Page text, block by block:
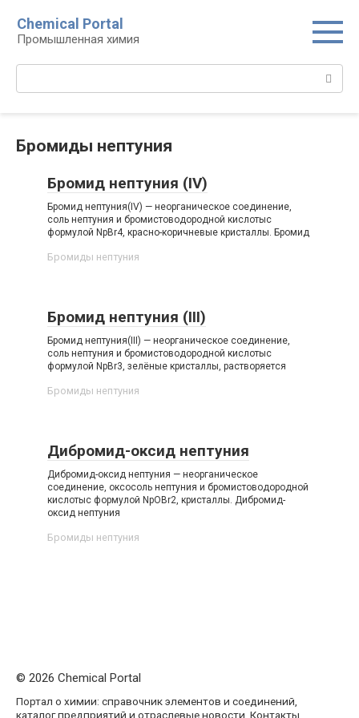
контенту
Chemical Portal
Промышленная химия
Бромиды нептуния‎
Бромид нептуния (IV)
Бромид нептуния(IV) — неорганическое соединение,
соль нептуния и бромистоводородной кислотыс
формулой NpBr4, красно-коричневые кристаллы. Бромид
Бромиды нептуния‎
Бромид нептуния (III)
Бромид нептуния(III) — неорганическое соединение,
соль нептуния и бромистоводородной кислотыс
формулой NpBr3, зелёные кристаллы, растворяется
Бромиды нептуния‎
Дибромид-оксид нептуния
Дибромид-оксид нептуния — неорганическое
соединение, оксосоль нептуния и бромистоводородной
кислотыс формулой NpOBr2, кристаллы. Дибромид-​
оксид нептуния
Бромиды нептуния‎
© 2026 Chemical Portal
Портал о химии: справочник элементов и соединений,
каталог предприятий и отраслевые новости. Контакты